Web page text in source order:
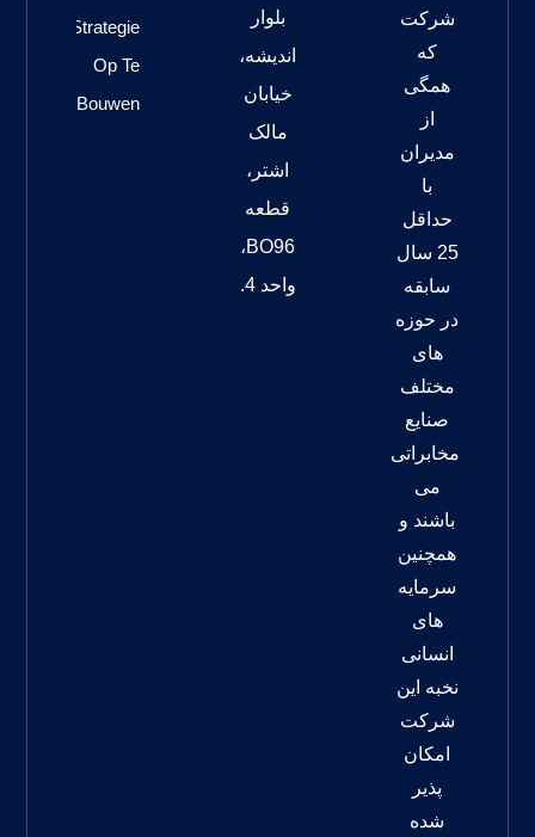
شرکت
که
همگی
از
مدیران
با
حداقل
25 سال
سابقه
در حوزه
های
مختلف
صنایع
مخابراتی
می
باشند و
همچنین
سرمایه
های
انسانی
نخبه این
شرکت
امکان
پذیر
شده
بلوار
اندیشه،
خیابان
مالک
اشتر،
قطعه
BO96،
واحد 4.
Strategie
Op Te
Bouwen